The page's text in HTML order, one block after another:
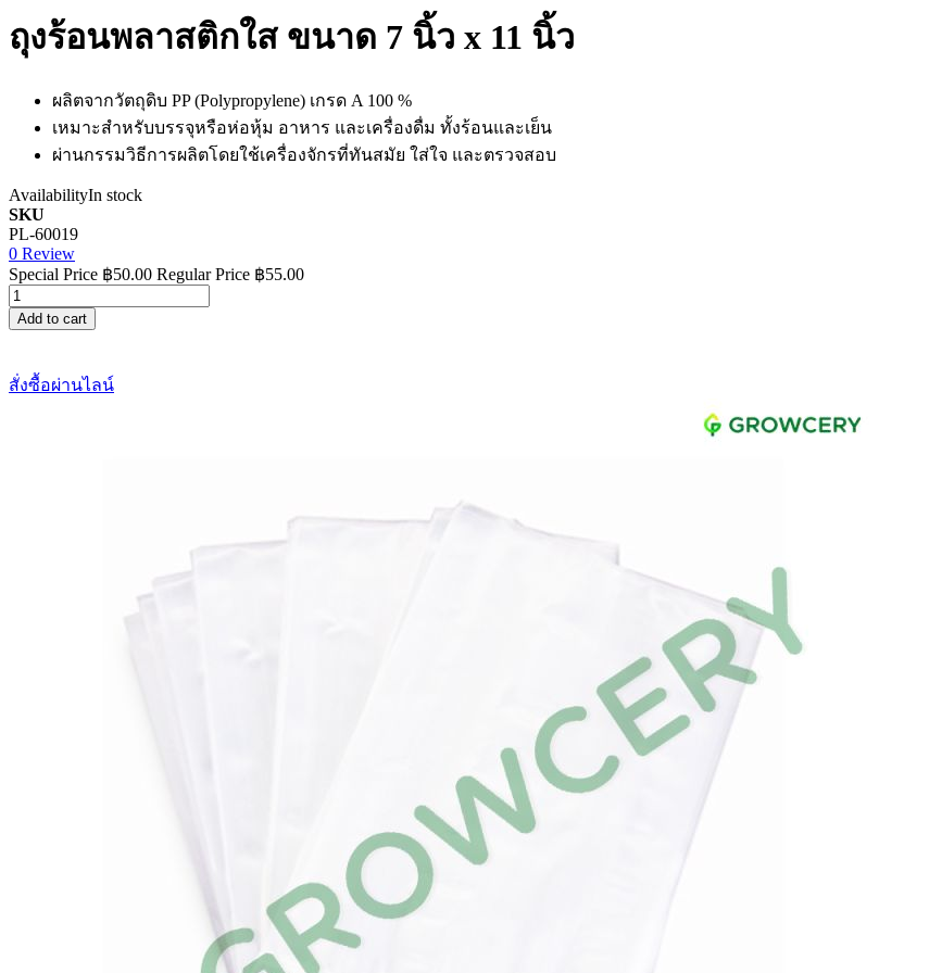
ถุงร้อนพลาสติกใส ขนาด 7 นิ้ว x 11 นิ้ว
ผลิตจากวัตถุดิบ PP (Polypropylene) เกรด A 100 %
เหมาะสำหรับบรรจุหรือห่อหุ้ม อาหาร และเครื่องดื่ม ทั้งร้อนและเย็น
ผ่านกรรมวิธีการผลิตโดยใช้เครื่องจักรที่ทันสมัย ใส่ใจ และตรวจสอบ
AvailabilityIn stock
SKU
PL-60019
0 Review
Special Price ฿50.00 Regular Price ฿55.00
Add to cart
สั่งซื้อผ่านไลน์